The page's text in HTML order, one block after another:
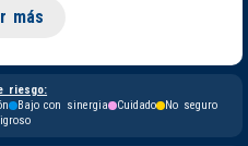
más
riesgo:
Bajo con sinergia Cuidado
No seguro